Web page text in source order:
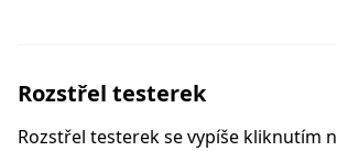
Rozstřel testerek
Rozstřel testerek se vypíše kliknutím